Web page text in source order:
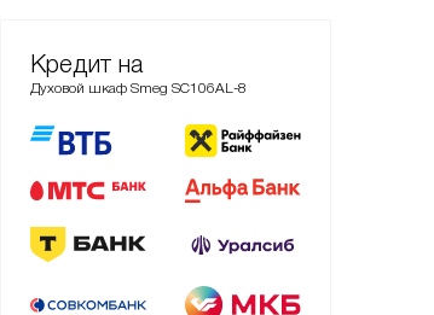
Кредит на
Духовой шкаф Smeg SC106AL-8